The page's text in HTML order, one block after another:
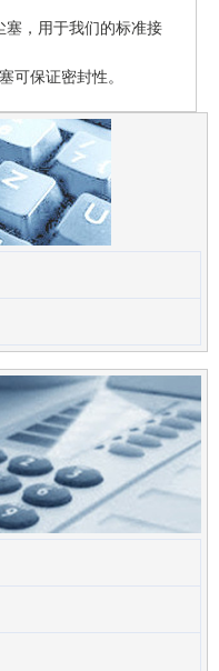
塞，用于我们的标准接
可保证密封性。